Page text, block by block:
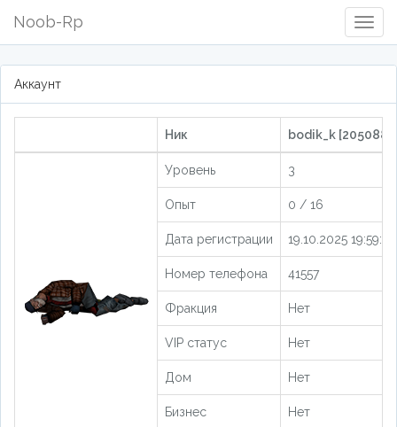
Noob-Rp
Аккаунт
Ник bodik_k [205088]
Уровень 3
Опыт 0 / 16
Дата регистрации 19.10.2025 19:59:24
Номер телефона 41557
Фракция Нет
VIP статус Нет
Дом Нет
Бизнес Нет